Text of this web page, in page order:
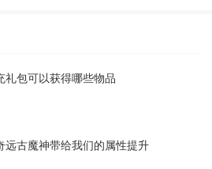
礼包可以获得哪些物品
远古魔神带给我们的属性提升